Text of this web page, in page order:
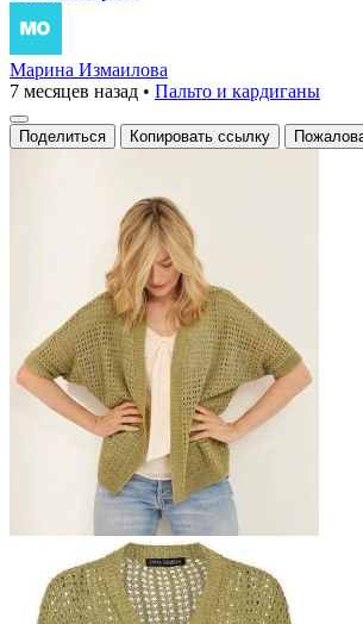
Марина Измаилова
7 месяцев назад • Пальто и кардиганы
Поделиться Копировать ссылку